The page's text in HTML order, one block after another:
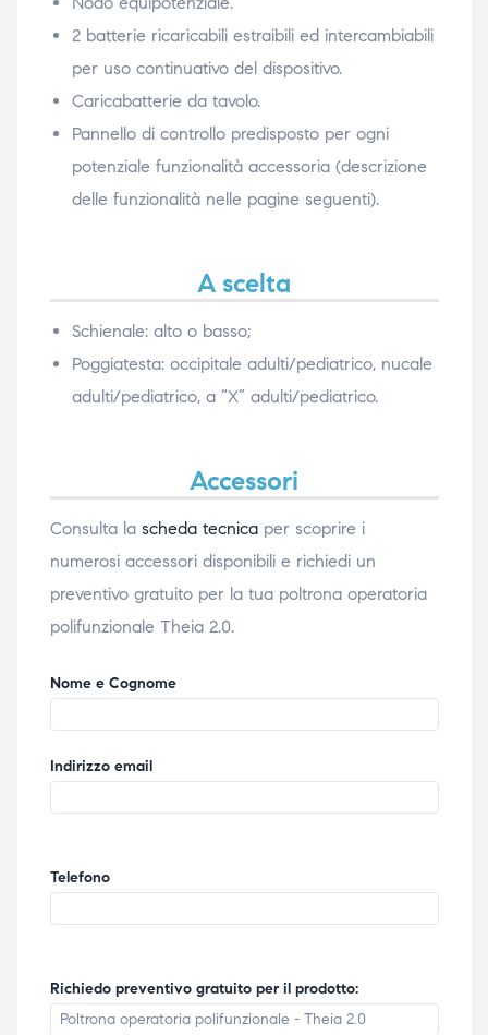
2 batterie ricaricabili estraibili ed intercambiabili
per uso continuativo del dispositivo.
Caricabatterie da tavolo.
Pannello di controllo predisposto per ogni
potenziale funzionalità accessoria (descrizione
delle funzionalità nelle pagine seguenti).
A scelta
Schienale: alto o basso;
Poggiatesta: occipitale adulti/pediatrico, nucale
adulti/pediatrico, a “X” adulti/pediatrico.
Accessori
Consulta la scheda tecnicaper scoprire i
numerosi accessori disponibili e richiedi un
preventivo gratuito per la tua poltrona operatoria
polifunzionale Theia 2.0.
Nome e Cognome
Indirizzo email
Telefono
Richiedo preventivo gratuito per il prodotto: